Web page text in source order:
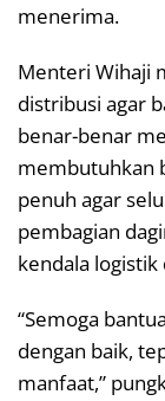
menerima.
Menteri Wihaji
distribusi agar
benar-benar
membutuhkan
penuh agar
pembagian
kendala logistik
“Semoga
dengan baik,
manfaat,”